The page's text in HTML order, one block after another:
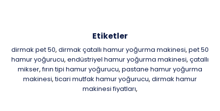
Etiketler
dirmak pet 50, dirmak çatallı hamur yoğurma makinesi, pet 50
hamur yoğurucu, endüstriyel hamur yoğurma makinesi, çatallı
mikser, fırın tipi hamur yoğurucu, pastane hamur yoğurma
makinesi, ticari mutfak hamur yoğurucu, dirmak hamur
makinesi fiyatları,